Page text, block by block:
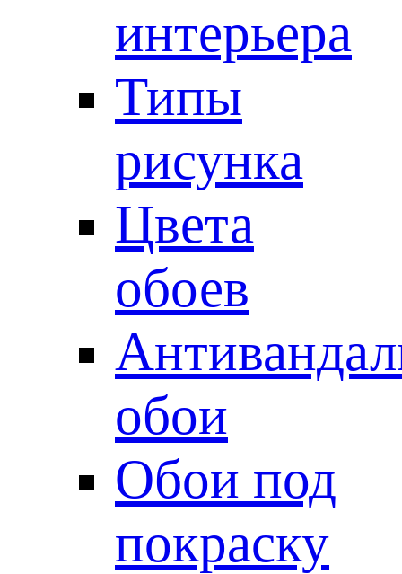
интерьера
Типы
рисунка
Цвета
обоев
обои
Обои под
покраску